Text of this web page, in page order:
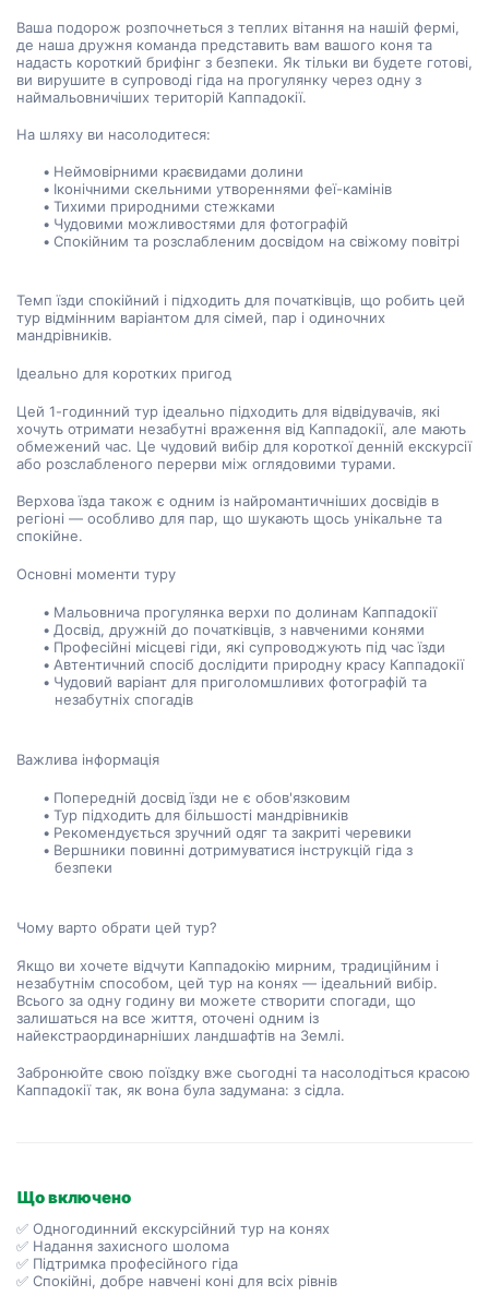
Ваша подорож розпочнеться з теплих вітання на нашій фермі,
де наша дружня команда представить вам вашого коня та
надасть короткий брифінг з безпеки. Як тільки ви будете готові,
ви вирушите в супроводі гіда на прогулянку через одну з
наймальовничіших територій Каппадокії.
На шляху ви насолодитеся:
Неймовірними краєвидами долини
Іконічними скельними утвореннями феї-камінів
Тихими природними стежками
Чудовими можливостями для фотографій
Спокійним та розслабленим досвідом на свіжому повітрі
Темп їзди спокійний і підходить для початківців, що робить цей
тур відмінним варіантом для сімей, пар і одиночних
мандрівників.
Ідеально для коротких пригод
Цей 1-годинний тур ідеально підходить для відвідувачів, які
хочуть отримати незабутні враження від Каппадокії, але мають
обмежений час. Це чудовий вибір для короткої денній екскурсії
або розслабленого перерви між оглядовими турами.
Верхова їзда також є одним із найромантичніших досвідів в
регіоні — особливо для пар, що шукають щось унікальне та
спокійне.
Основні моменти туру
Мальовнича прогулянка верхи по долинам Каппадокії
Досвід, дружній до початківців, з навченими конями
Професійні місцеві гіди, які супроводжують під час їзди
Автентичний спосіб дослідити природну красу Каппадокії
Чудовий варіант для приголомшливих фотографій та
незабутніх спогадів
Важлива інформація
Попередній досвід їзди не є обов'язковим
Тур підходить для більшості мандрівників
Рекомендується зручний одяг та закриті черевики
Вершники повинні дотримуватися інструкцій гіда з
безпеки
Чому варто обрати цей тур?
Якщо ви хочете відчути Каппадокію мирним, традиційним і
незабутнім способом, цей тур на конях — ідеальний вибір.
Всього за одну годину ви можете створити спогади, що
залишаться на все життя, оточені одним із
найекстраординарніших ландшафтів на Землі.
Забронюйте свою поїздку вже сьогодні та насолодіться красою
Каппадокії так, як вона була задумана: з сідла.
Що включено
✅ Одногодинний екскурсійний тур на конях
✅ Надання захисного шолома
✅ Підтримка професійного гіда
✅ Спокійні, добре навчені коні для всіх рівнів